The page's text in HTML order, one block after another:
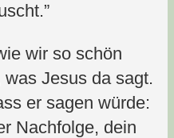
wir so schön
Jesus da sagt.
er sagen würde:
Nachfolge, dein